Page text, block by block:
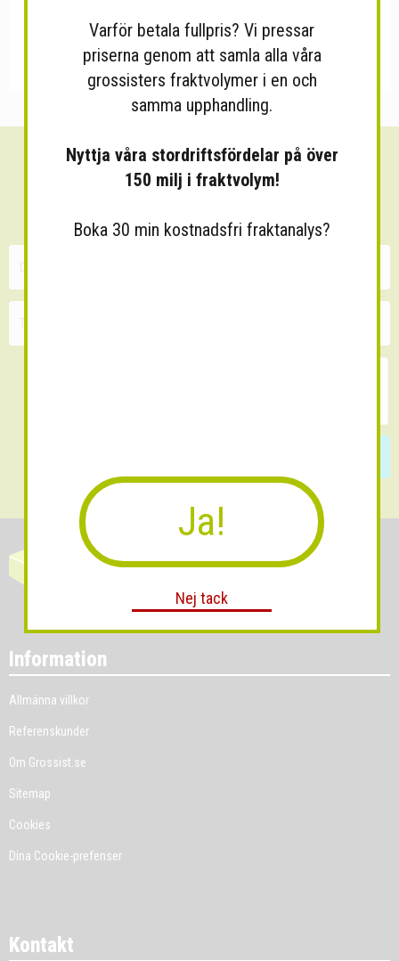
Sänk dina fraktkostnader!
Information
Allmänna villkor
Referenskunder
Om Grossist.se
Sitemap
Cookies
Dina Cookie-prefenser
Kontakt
Varför betala fullpris? Vi pressar
priserna genom att samla alla våra
grossisters fraktvolymer i en och
samma upphandling.
Nyttja våra stordriftsfördelar på över
150 milj i fraktvolym!
Boka 30 min kostnadsfri fraktanalys?
Ja!
Nej tack